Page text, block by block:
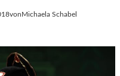
D
S
T
M
von Michaela Schabel